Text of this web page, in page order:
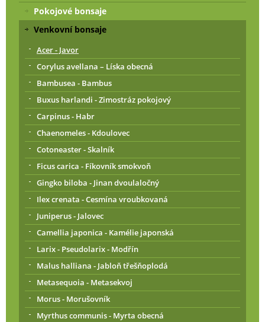
Pokojové bonsaje
Venkovní bonsaje
Acer - Javor
Corylus avellana – Líska obecná
Bambusea - Bambus
Buxus harlandi - Zimostráz pokojový
Carpinus - Habr
Chaenomeles - Kdoulovec
Cotoneaster - Skalník
Ficus carica - Fíkovník smokvoň
Gingko biloba - Jinan dvoulaločný
Ilex crenata - Cesmína vroubkovaná
Juniperus - Jalovec
Camellia japonica - Kamélie japonská
Larix - Pseudolarix - Modřín
Malus halliana - Jabloň třešňoplodá
Metasequoia - Metasekvoj
Morus - Morušovník
Myrthus communis - Myrta obecná